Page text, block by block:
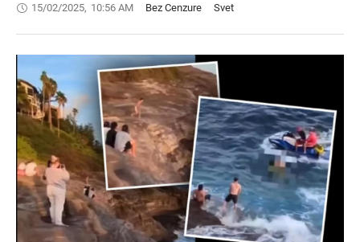
15/02/2025, 10:56 AM Bez Cenzure Svet